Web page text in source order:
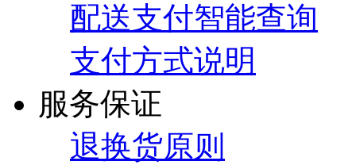
配送支付智能查询
支付方式说明
服务保证
退换货原则